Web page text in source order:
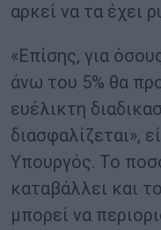
αρκεί να τα έχει
«Επίσης, για
άνω του 5% θα
ευέλικτη
διασφαλίζεται»,
Υπουργός. Το
καταβάλλει και
μπορεί να